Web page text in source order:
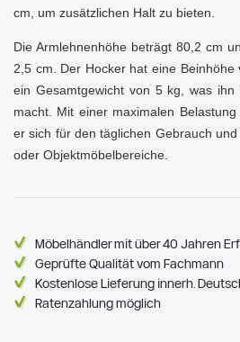
cm, um zusätzlichen Halt zu bieten.
Die Armlehnenhöhe beträgt 80,2 cm
2,5 cm. Der Hocker hat eine
ein Gesamtgewicht von 5 kg, was
macht. Mit einer maximalen
er sich für den täglichen Gebrauch
oder Objektmöbelbereiche.
Möbelhändler mit über 40 Jahren
Geprüfte Qualität vom Fachmann
Kostenlose Lieferung innerh.
Ratenzahlung möglich